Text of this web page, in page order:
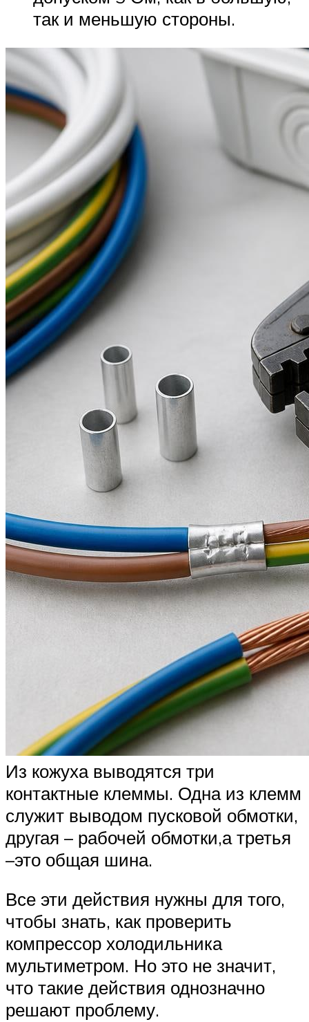
так и меньшую стороны.
Из кожуха выводятся три
контактные клеммы. Одна из клемм
служит выводом пусковой обмотки,
другая – рабочей обмотки,а третья
–это общая шина.
Все эти действия нужны для того,
чтобы знать, как проверить
компрессор холодильника
мультиметром. Но это не значит,
что такие действия однозначно
решают проблему.